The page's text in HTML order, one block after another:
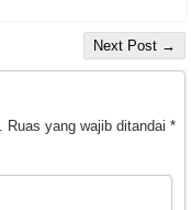
Next Post →
Ruas yang wajib ditandai *